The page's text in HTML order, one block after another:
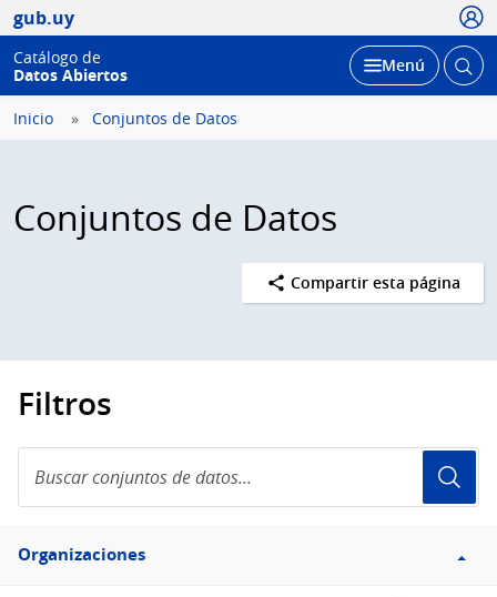
gub.uy
Catálogo de
Datos Abiertos
Desplegar
Menú Abrir
Inicio Conjuntos de Datos
Conjuntos de Datos
Compartir esta página
Filtros
conjuntos
de
Filtro
Organizaciones
Organizaciones